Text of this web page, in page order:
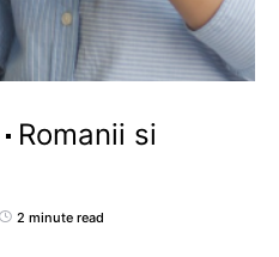
Romanii si
2 minute read